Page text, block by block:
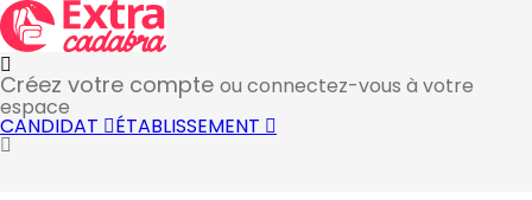
Créez votre compte ou connectez-vous à votre
espace
CANDIDAT ÉTABLISSEMENT